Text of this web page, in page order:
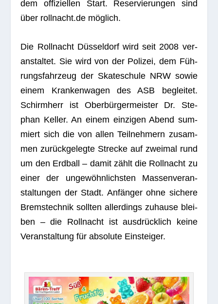
dem offi­zi­el­len Start. Reser­vie­run­gen sind
über rollnacht.de möglich.
Die Roll­nacht Düs­sel­dorf wird seit 2008 ver­
an­stal­tet. Sie wird von der Poli­zei, dem Füh­
rungs­fahr­zeug der Skate­schule NRW sowie
einem Kran­ken­wa­gen des ASB beglei­tet.
Schirm­herr ist Ober­bür­ger­meis­ter Dr. Ste­
phan Kel­ler. An einem ein­zi­gen Abend sum­
miert sich die von allen Teil­neh­mern zusam­
men zurück­ge­legte Stre­cke auf zwei­mal rund
um den Erd­ball – damit zählt die Roll­nacht zu
einer der unge­wöhn­lichs­ten Mas­sen­ver­an­
stal­tun­gen der Stadt. Anfän­ger ohne sichere
Brems­tech­nik soll­ten aller­dings zuhause blei­
ben – die Roll­nacht ist aus­drück­lich keine
Ver­an­stal­tung für abso­lute Einsteiger.